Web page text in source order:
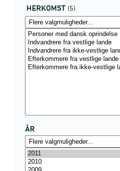
HERKOMST (5)
ÅR